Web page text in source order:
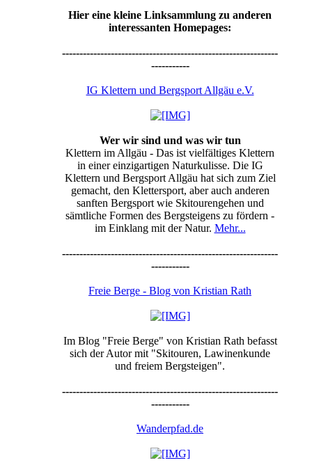
Hier eine kleine Linksammlung zu anderen
interessanten Homepages:
--------------------------------------------------------------
-----------
IG Klettern und Bergsport Allgäu e.V.
Wer wir sind und was wir tun
Klettern im Allgäu - Das ist vielfältiges Klettern
in einer einzigartigen Naturkulisse. Die IG
Klettern und Bergsport Allgäu hat sich zum Ziel
gemacht, den Klettersport, aber auch anderen
sanften Bergsport wie Skitourengehen und
sämtliche Formen des Bergsteigens zu fördern -
im Einklang mit der Natur. Mehr...
--------------------------------------------------------------
-----------
Freie Berge - Blog von Kristian Rath
Im Blog "Freie Berge" von Kristian Rath befasst
sich der Autor mit "Skitouren, Lawinenkunde
und freiem Bergsteigen".
--------------------------------------------------------------
-----------
Wanderpfad.de